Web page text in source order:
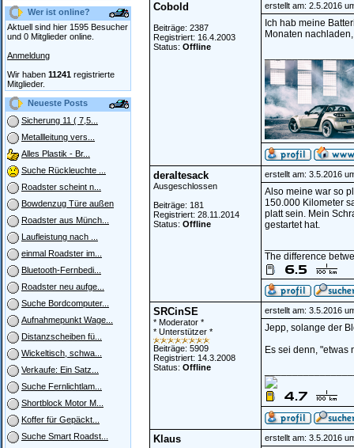
Wer ist online?
Aktuell sind hier 1595 Besucher
und 0 Mitglieder online.
Anmeldung
Wir haben 11241 registrierte
Mitglieder.
Neueste Posts
Sicherung 11 ( 7,5...
Metallleitung vers...
Alles Plastik - Br...
Suche Rückleuchte ...
Roadster scheint n...
Bowdenzug Türe außen
Roadster aus Münch...
Laufleistung nach ...
einmal Roadster im...
Bluetooth-Fernbedi...
Roadster neu aufge...
Suche Bordcomputer...
Aufnahmepunkt Wage...
Distanzscheiben fü...
Wickeltisch, schwa...
Verkaufe: Ein Satz...
Suche Fernlichtlam...
Shortblock Motor M...
Koffer für Gepäckt...
Suche Smart Roadst...
Cobold
Beiträge: 2387
Registriert: 16.4.2003
Status: Offline
erstellt am: 2.5.2016
Ich hab meine
Monaten
deraltesack
Ausgeschlossen
Beiträge: 181
Registriert: 28.11.2014
Status: Offline
erstellt am: 3.5.2016
Also meine war so
150.000 Kilometer
platt sein. Mein
gestartet hat.
The difference
SRCinSE
* Moderator *
* Unterstützer *
Beiträge: 5909
Registriert: 14.3.2008
Status: Offline
erstellt am: 3.5.2016
Jepp, solange der
Es sei denn,
Klaus erstellt am: 3.5.2016